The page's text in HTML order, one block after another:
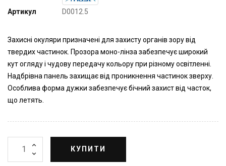
Артикул
D0012.5
Захисні окуляри призначені для захисту органів зору від
твердих частинок. Прозора моно-лінза забезпечує широкий
кут огляду і чудову передачу кольору при різному освітленні.
Надбрівна панель захищає від проникнення частинок зверху.
Особлива форма дужки забезпечує бічний захист від часток,
що летять.
КУПИТИ